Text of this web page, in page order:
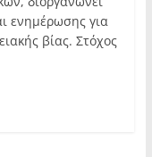
ενημέρωσης για
βίας. Στόχος